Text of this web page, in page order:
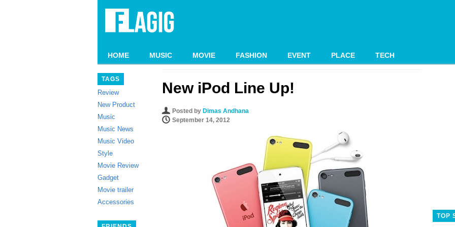
HOME MUSIC MOVIE FASHION EVENT PLACE TECH
TAGS
Review
New Product
Music
Music News
Music Video
Style
Movie Review
Gadget
Movie trailer
Accessories
New iPod Line Up!
Posted by Dimas Andhana
September 14, 2012
TOP